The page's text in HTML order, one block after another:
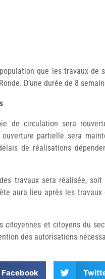
que les travaux
D’une durée de 8
de circulation sera
partielle sera
de réalisations
travaux sera réalisée,
aura lieu après les
citoyennes et citoyens du
des autorisations
Facebook